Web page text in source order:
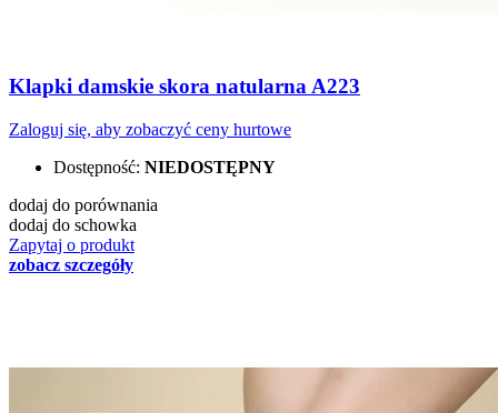
Klapki damskie skora natularna A223
Zaloguj się, aby zobaczyć ceny hurtowe
Dostępność: NIEDOSTĘPNY
dodaj do porównania
dodaj do schowka
Zapytaj o produkt
zobacz szczegóły